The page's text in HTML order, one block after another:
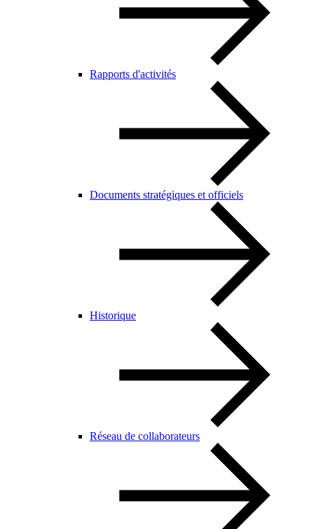
Rapports d'activités
Documents stratégiques et officiels
Historique
Réseau de collaborateurs